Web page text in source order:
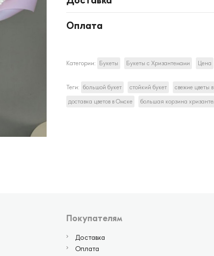
Оплата
Категории: Букеты Букеты с Хризантемами Цена
Теги: большой букет стойкий букет свежие цветы
доставка цветов в Омске
большая корзина
Покупателям
Доставка
Оплата